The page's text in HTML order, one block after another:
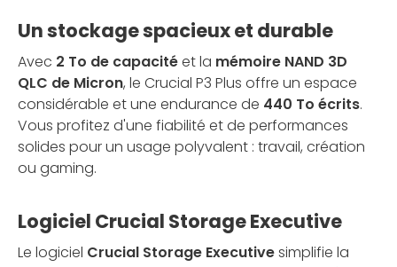
Un stockage spacieux et durable
Avec 2 To de capacitéet la mémoire NAND 3D
QLC de Micron, le Crucial P3 Plus offre un espace
considérable et une endurance de 440 To écrits.
Vous profitez d'une fiabilité et de performances
solides pour un usage polyvalent : travail, création
ou gaming.
Logiciel Crucial Storage Executive
Le logiciel Crucial Storage Executivesimplifie la